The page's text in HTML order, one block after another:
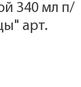
340 мл п/
арт.